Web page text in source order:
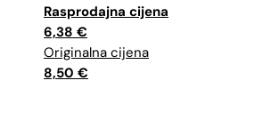
8,50 €
Izvorna
cijena
bila
je:
8,50 €.
6,38 €
Trenutna
cijena
je:
6,38 €.